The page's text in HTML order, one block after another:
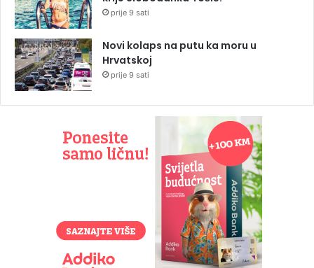
prije 9 sati
Novi kolaps na putu ka moru u
Hrvatskoj
prije 9 sati